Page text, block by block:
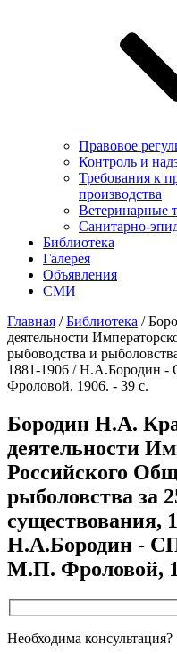
Правовое
Контроль и
Требования к
производства
Ветеринарные
Санитарно-
Библиотека
Галерея
Объявления
СМИ
Главная /Библиотека /
деятельности
рыбоводства и
1881-1906 / Н.А.Бородин
Фроловой, 1906. - 39 с.
Бородин Н.А.
деятельности
Российского
рыболовства за
существования,
Н.А.Бородин -
М.П. Фроловой,
Необходима консультация?